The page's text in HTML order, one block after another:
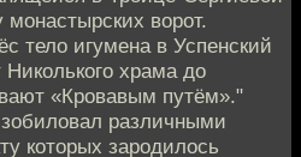
ворот.
тело игумена в Успенский
храма до
«Кровавым путём»."
различными
которых зародилось